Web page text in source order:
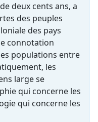
deux cents ans, a
des peuples
des pays
connotation
populations entre
les
large se
qui concerne les
qui concerne les